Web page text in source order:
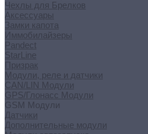
Чехлы для Брелков
Аксессуары
Замки капота
Иммобилайзеры
Pandect
StarLine
Призрак
Модули, реле и датчики
CAN/LIN Модули
GPS/Глонасс Модули
GSM Модули
Датчики
Дополнительные модули